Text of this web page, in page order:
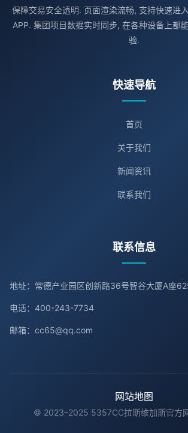
保障交易安全透明. 页面渲染流畅, 支持快速进
APP. 集团项目数据实时同步, 在各种设备上都
验.
快速导航
首页
关于我们
新闻资讯
联系我们
联系信息
地址：常德产业园区创新路36号智谷大厦A座
电话：400-243-7734
邮箱：cc65@qq.com
网站地图
© 2023–2025 5357CC拉斯维加斯官方